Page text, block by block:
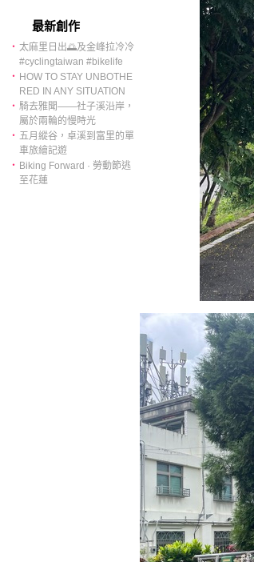
最新創作
‧ 太麻里日出🌅及金峰拉冷冷
#cyclingtaiwan #bikelife
‧ HOW TO STAY UNBOTHE
RED IN ANY SITUATION
‧ 騎去雅聞——社子溪沿岸，
屬於兩輪的慢時光
‧ 五月縱谷，卓溪到富里的單
車旅繪記遊
‧ Biking Forward · 勞動節逃
至花蓮